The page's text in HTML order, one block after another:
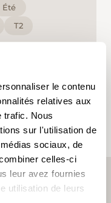
le contenu
relatives aux
trafic. Nous
sur l'utilisation de
sociaux, de
celles-ci
leur avez fournies
utilisation de leurs
Été
T2
des contenus
un compte